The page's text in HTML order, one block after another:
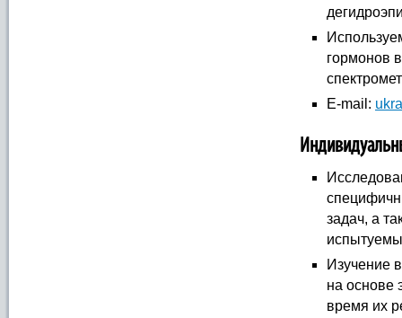
гормонов
E-mail:
задач, а
Изучение
на основе
время их